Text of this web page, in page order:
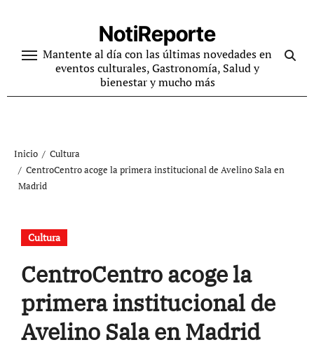
contenido
NotiReporte
Mantente al día con las últimas novedades en
eventos culturales, Gastronomía, Salud y
bienestar y mucho más
Inicio
Cultura
CentroCentro acoge la primera institucional de Avelino Sala en
Madrid
Cultura
CentroCentro acoge la
primera institucional de
Avelino Sala en Madrid